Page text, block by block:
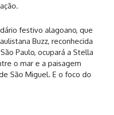
festivo alagoano, que
Buzz, reconhecida
Paulo, ocupará a Stella
o mar e a paisagem
São Miguel. E o foco do